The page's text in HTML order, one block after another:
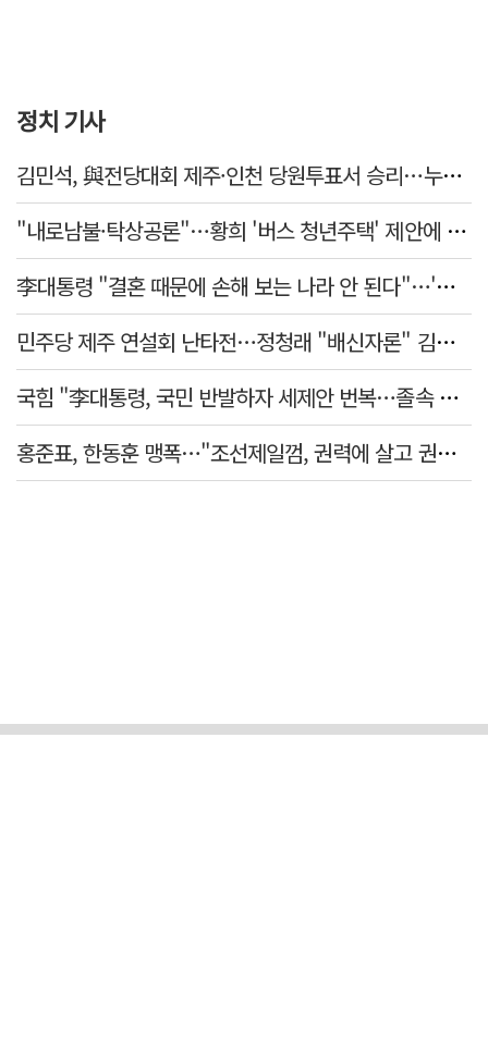
정치 기사
김민석, 與전당대회 제주·인천 당원투표서 승리…누적 득표는 '초박빙'
"내로남불·탁상공론"…황희 '버스 청년주택' 제안에 與 내부서도 쓴소리
李대통령 "결혼 때문에 손해 보는 나라 안 된다"…'결혼 페널티' 22개 손본다
민주당 제주 연설회 난타전…정청래 "배신자론" 김민석 "관리 무능"
국힘 "李대통령, 국민 반발하자 세제안 번복…졸속 국정 즉각 중단"
홍준표, 한동훈 맹폭…"조선제일껌, 권력에 살고 권력에 죽었다"